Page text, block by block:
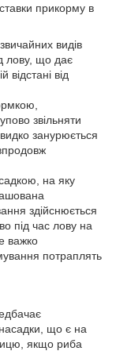
прикорму в
видів
лову, що дає
відстані від
звільняти
занурюється
на яку
здійснюється
під час лову на
важко
потраплять
що є на
якщо риба